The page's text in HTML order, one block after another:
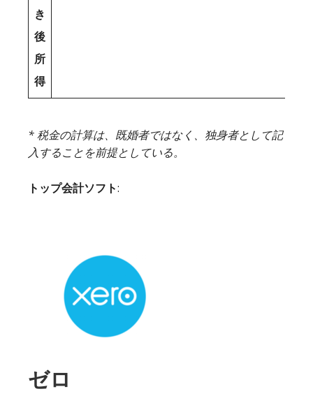
き
後
所
得
* 税金の計算は、既婚者ではなく、独身者として記
入することを前提としている。
トップ会計ソフト:
ゼロ